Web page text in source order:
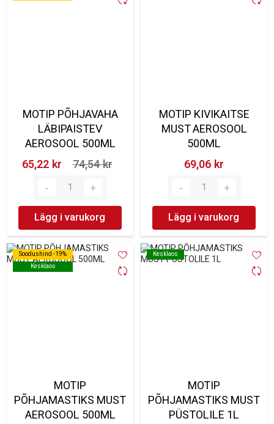
MOTIP PÕHJAVAHA
LÄBIPAISTEV
AEROSOOL 500ML
65,22 kr‎
74,54 kr‎
Lägg i varukorg
MOTIP KIVIKAITSE
MUST AEROSOOL
500ML
69,06 kr‎
Lägg i varukorg
Soodushind -19%
Kesklaos
Soodushind -19%
Kesklaos
MOTIP
PÕHJAMASTIKS MUST
AEROSOOL 500ML
Kesklaos
Kesklaos
MOTIP
PÕHJAMASTIKS MUST
PÜSTOLILE 1L